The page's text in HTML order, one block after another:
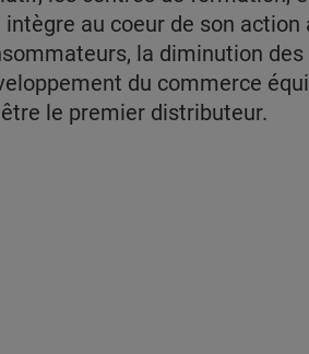
au coeur de son action
la diminution des
du commerce
le premier distributeur.